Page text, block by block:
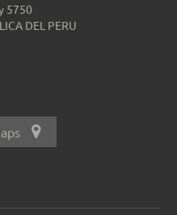
5750
DEL PERU